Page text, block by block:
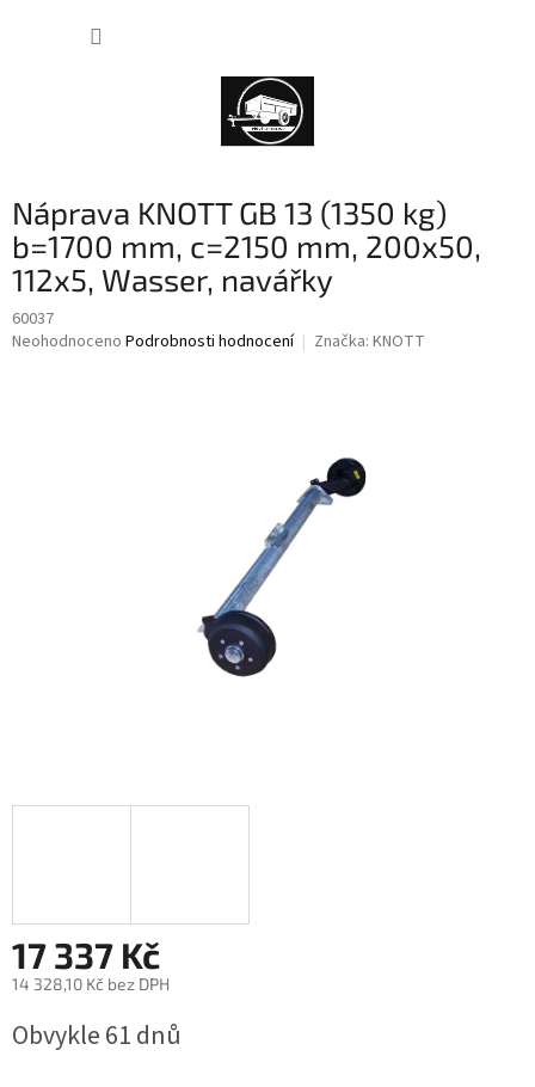
Náprava KNOTT GB 13 (1350 kg)
b=1700 mm, c=2150 mm, 200x50,
112x5, Wasser, navářky
60037
Průměrné
Neohodnoceno Podrobnosti hodnocení Značka: KNOTT
17 337 Kč
14 328,10 Kč bez DPH
cena:
Obvykle 61 dnů